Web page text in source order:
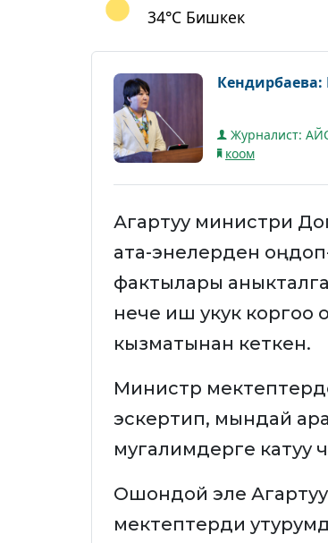
34°C Бишкек
Кендирбаева:
Журналист:
коом
Агартуу министри
ата-энелерден
фактылары
нече иш укук коргоо
кызматынан кеткен.
Министр
эскертип, мындай
мугалимдерге катуу
Ошондой эле
мектептерди